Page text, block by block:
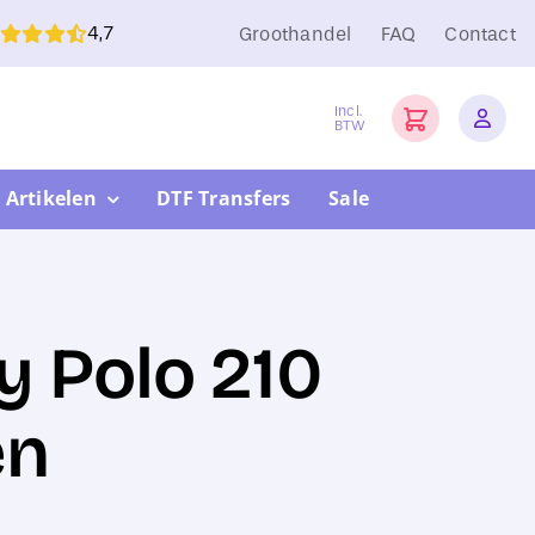
4,7 Groothandel FAQ Contact
Incl.
BTW
Artikelen DTF Transfers Sale
Polo 210